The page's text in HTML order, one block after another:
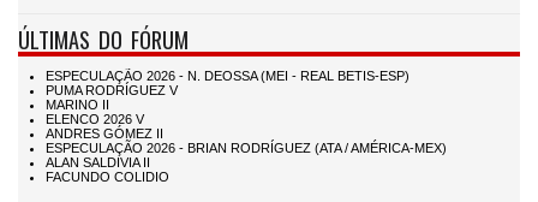
ÚLTIMAS DO FÓRUM